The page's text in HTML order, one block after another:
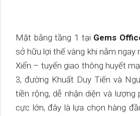
Mặt bằng tầng 1 tại Gems
sở hữu lợi thế vàng khi nằm ngay
Xiển – tuyến giao thông huyết
3, đường Khuất Duy Tiến và
tiền rộng, dễ nhận diện và lượng
cực lớn, đây là lựa chọn hàng